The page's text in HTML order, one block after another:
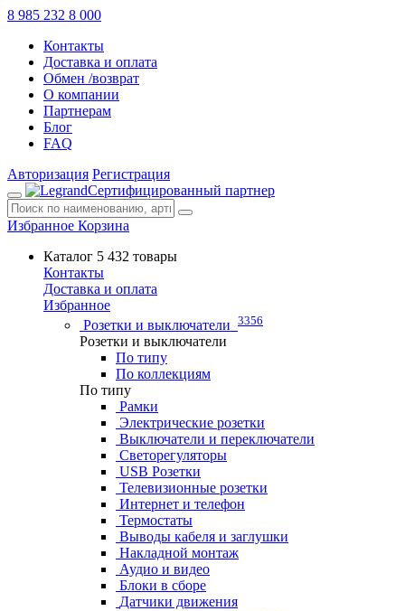
8 985 232 8 000
Контакты
Доставка и оплата
Обмен /возврат
О компании
Партнерам
Блог
FAQ
Авторизация Регистрация
Сертифицированный партнер
Избранное Корзина
Каталог 5 432 товары
Контакты
Доставка и оплата
Избранное
Розетки и выключатели 3356
Розетки и выключатели
По типу
По коллекциям
По типу
Рамки
Электрические розетки
Выключатели и переключатели
Светорегуляторы
USB Розетки
Телевизионные розетки
Интернет и телефон
Термостаты
Выводы кабеля и заглушки
Накладной монтаж
Аудио и видео
Блоки в сборе
Датчики движения